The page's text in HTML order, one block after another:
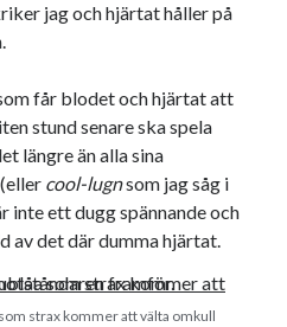
jag och hjärtat håller på
får blodet och hjärtat att
stund senare ska spela
längre än alla sina
cool-lugnsom jag såg i
inte ett dugg spännande och
av det där dumma hjärtat.
strax kommer att välta omkull